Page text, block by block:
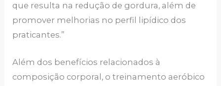
que resulta na redução de gordura, além de
promover melhorias no perfil lipídico dos
praticantes.”
Além dos benefícios relacionados à
composição corporal, o treinamento aeróbico